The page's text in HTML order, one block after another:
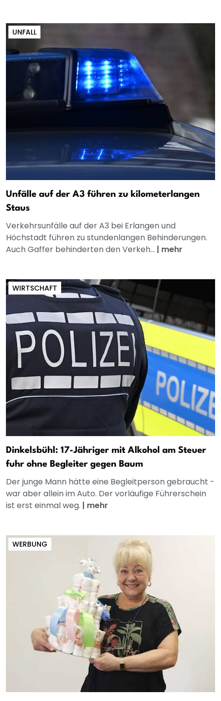
UNFALL
Unfälle auf der A3 führen zu kilometerlangen
Staus
Verkehrsunfälle auf der A3 bei Erlangen und
Höchstadt führen zu stundenlangen Behinderungen.
Auch Gaffer behinderten den Verkeh... | mehr
WIRTSCHAFT
Dinkelsbühl: 17-Jähriger mit Alkohol am Steuer
fuhr ohne Begleiter gegen Baum
Der junge Mann hätte eine Begleitperson gebraucht -
war aber allein im Auto. Der vorläufige Führerschein
ist erst einmal weg. | mehr
WERBUNG